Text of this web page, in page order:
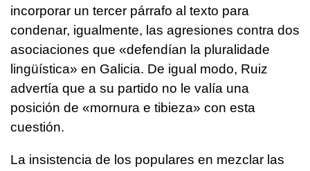
incorporar un tercer párrafo al texto para
condenar, igualmente, las agresiones contra dos
asociaciones que «defendían la pluralidade
lingüística» en Galicia. De igual modo, Ruiz
advertía que a su partido no le valía una
posición de «mornura e tibieza» con esta
cuestión.
La insistencia de los populares en mezclar las